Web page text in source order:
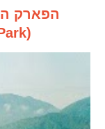
הפארק
(Bach Ma National Park)